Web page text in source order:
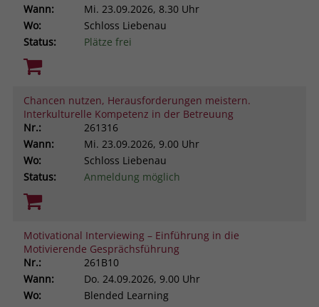
Wann:
Mi. 23.09.2026, 8.30 Uhr
Wo:
Schloss Liebenau
Status:
Plätze frei
Chancen nutzen, Herausforderungen meistern.
Interkulturelle Kompetenz in der Betreuung
Nr.:
261316
Wann:
Mi. 23.09.2026, 9.00 Uhr
Wo:
Schloss Liebenau
Status:
Anmeldung möglich
Motivational Interviewing – Einführung in die
Motivierende Gesprächsführung
Nr.:
261B10
Wann:
Do. 24.09.2026, 9.00 Uhr
Wo:
Blended Learning